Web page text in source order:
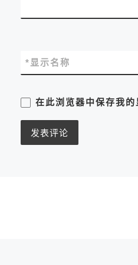
显示名称
*
在此浏览器中保存我